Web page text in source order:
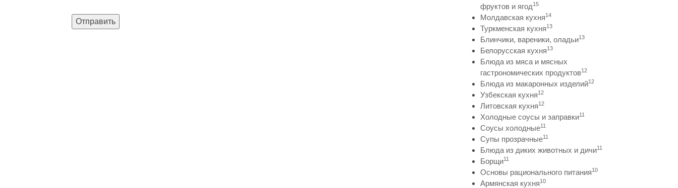
Отправить
фруктов и ягод15
Молдавская кухня14
Туркменская кухня13
Блинчики, вареники, оладьи13
Белорусская кухня13
Блюда из мяса и мясных
гастрономических продуктов12
Блюда из макаронных изделий12
Узбекская кухня12
Литовская кухня12
Холодные соусы и заправки11
Соусы холодные11
Супы прозрачные11
Блюда из диких животных и дичи11
Борщи11
Основы рационального питания10
Армянская кухня10